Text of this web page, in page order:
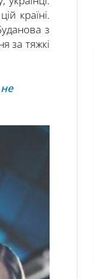
країні.
з
за тяжкі